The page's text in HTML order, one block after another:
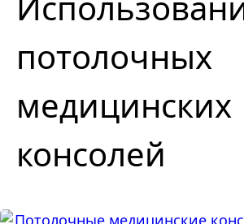
потолочных
медицинских
консолей